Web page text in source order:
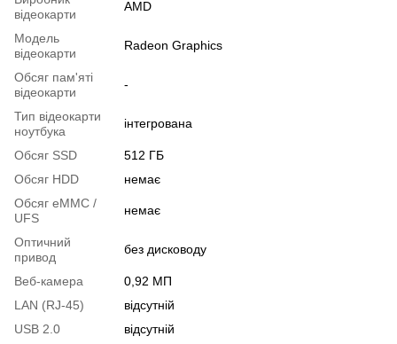
відеокарти
AMD
Модель
відеокарти
Radeon Graphics
Обсяг пам'яті
відеокарти
-
Тип відеокарти
ноутбука
інтегрована
Обсяг SSD
512 ГБ
Обсяг HDD
немає
Обсяг eMMC /
UFS
немає
Оптичний
привод
без дисководу
Веб-камера
0,92 МП
LAN (RJ-45)
відсутній
USB 2.0
відсутній